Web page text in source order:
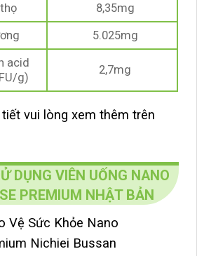
8,35mg
5.025mg
acid
g)
2,7mg
vui lòng xem thêm trên
DỤNG VIÊN UỐNG NANO
PREMIUM NHẬT BẢN